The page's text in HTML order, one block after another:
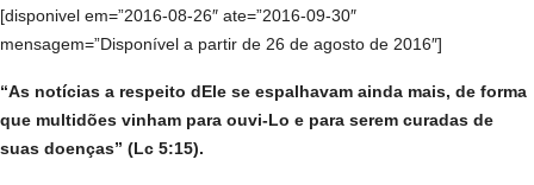
[disponivel em=”2016-08-26″ ate=”2016-09-30″
mensagem=”Disponível a partir de 26 de agosto de 2016″]
“As notícias a respeito dEle se espalhavam ainda mais, de forma
que multidões vinham para ouvi-Lo e para serem curadas de
suas doenças” (Lc 5:15).